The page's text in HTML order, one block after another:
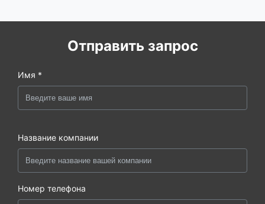
Отправить запрос
Имя *
Название компании
Номер телефона